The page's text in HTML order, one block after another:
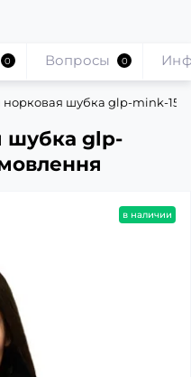
шубка glp-mink-
шубка glp-
0 Вопросы 0
в наличии